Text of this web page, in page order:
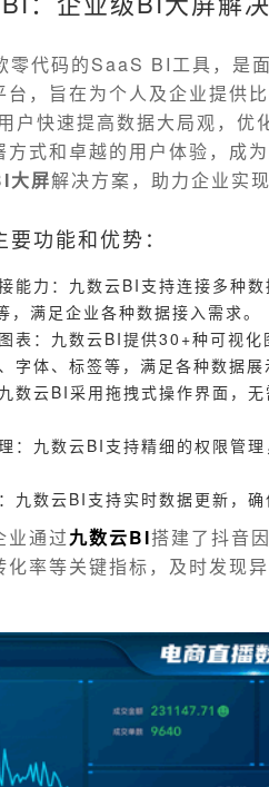
零代码的SaaS BI工具，是
台，旨在为个人及企业提供
户快速提高数据大局观，
方式和卓越的用户体验，成
大屏解决方案，助力企业实
功能和优势：
能力：九数云BI支持连接多种
满足企业各种数据接入需求。
表：九数云BI提供30+种可视
字体、标签等，满足各种数据展
数云BI采用拖拽式操作界面，
：九数云BI支持精细的权限管
九数云BI支持实时数据更新，确
业通过九数云BI搭建了抖音
化率等关键指标，及时发现